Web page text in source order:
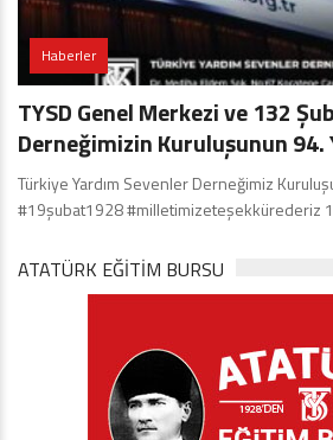
Haberler
TYSD Genel Merkezi ve 132
Derneğimizin Kuruluşunun 94.
Türkiye Yardım Sevenler Derneğimiz
#19şubat1928 #milletimizeteşekkürederiz
ATATÜRK EĞITIM BURSU